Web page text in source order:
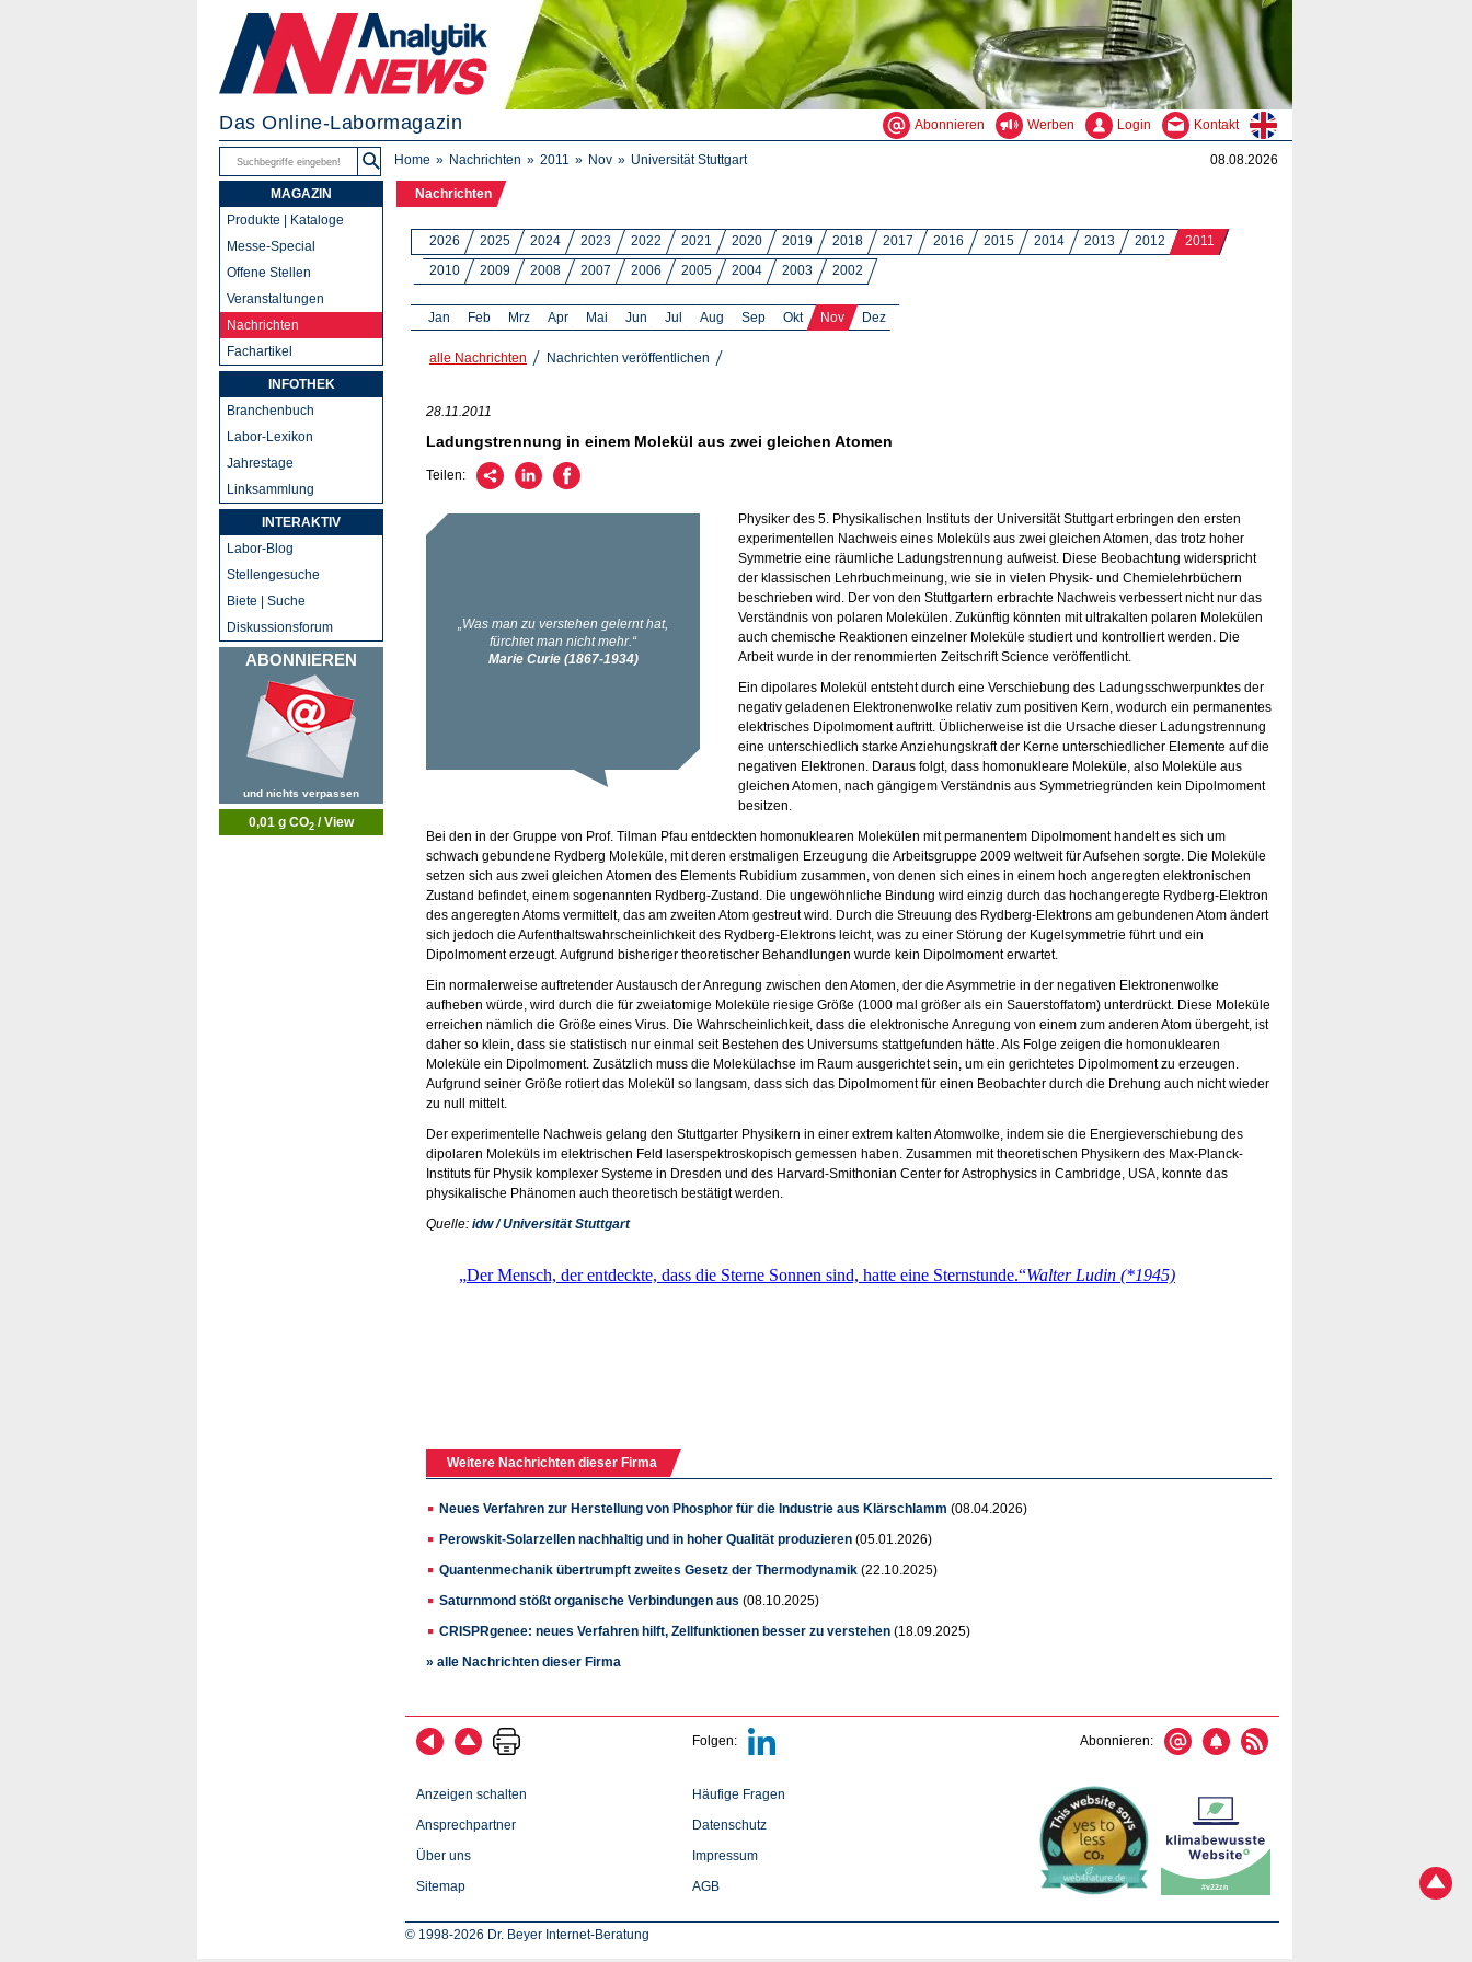
Das Online-Labormagazin Abonnieren Werben Login Kontakt
Home Nachrichten 2011 Nov Universität Stuttgart 08.08.2026
Nachrichten
2026 2025 2024 2023 2022 2021 2020 2019 2018 2017 2016 2015 2014 2013 2012
2011
2010
2009 2008 2007 2006 2005 2004 2003 2002
Jan Feb Mrz Apr Mai Jun Jul Aug Sep Okt Nov Dez
alle Nachrichten Nachrichten veröffentlichen
28.11.2011
Ladungstrennung in einem Molekül aus zwei gleichen Atomen
Teilen:
Physiker des 5. Physikalischen Instituts der Universität Stuttgart erbringen den ersten
experimentellen Nachweis eines Moleküls aus zwei gleichen Atomen, das trotz hoher
Symmetrie eine räumliche Ladungstrennung aufweist. Diese Beobachtung widerspricht
der klassischen Lehrbuchmeinung, wie sie in vielen Physik- und Chemielehrbüchern
beschrieben wird. Der von den Stuttgartern erbrachte Nachweis verbessert nicht nur das
Verständnis von polaren Molekülen. Zukünftig könnten mit ultrakalten polaren Molekülen
auch chemische Reaktionen einzelner Moleküle studiert und kontrolliert werden. Die
Arbeit wurde in der renommierten Zeitschrift Science veröffentlicht.
Ein dipolares Molekül entsteht durch eine Verschiebung des Ladungsschwerpunktes der
negativ geladenen Elektronenwolke relativ zum positiven Kern, wodurch ein permanentes
elektrisches Dipolmoment auftritt. Üblicherweise ist die Ursache dieser Ladungstrennung
eine unterschiedlich starke Anziehungskraft der Kerne unterschiedlicher Elemente auf die
negativen Elektronen. Daraus folgt, dass homonukleare Moleküle, also Moleküle aus
gleichen Atomen, nach gängigem Verständnis aus Symmetriegründen kein Dipolmoment
besitzen.
Bei den in der Gruppe von Prof. Tilman Pfau entdeckten homonuklearen Molekülen mit permanentem Dipolmoment handelt es sich um
schwach gebundene Rydberg Moleküle, mit deren erstmaligen Erzeugung die Arbeitsgruppe 2009 weltweit für Aufsehen sorgte. Die Moleküle
setzen sich aus zwei gleichen Atomen des Elements Rubidium zusammen, von denen sich eines in einem hoch angeregten elektronischen
Zustand befindet, einem sogenannten Rydberg-Zustand. Die ungewöhnliche Bindung wird einzig durch das hochangeregte Rydberg-Elektron
des angeregten Atoms vermittelt, das am zweiten Atom gestreut wird. Durch die Streuung des Rydberg-Elektrons am gebundenen Atom ändert
sich jedoch die Aufenthaltswahrscheinlichkeit des Rydberg-Elektrons leicht, was zu einer Störung der Kugelsymmetrie führt und ein
Dipolmoment erzeugt. Aufgrund bisheriger theoretischer Behandlungen wurde kein Dipolmoment erwartet.
Ein normalerweise auftretender Austausch der Anregung zwischen den Atomen, der die Asymmetrie in der negativen Elektronenwolke
aufheben würde, wird durch die für zweiatomige Moleküle riesige Größe (1000 mal größer als ein Sauerstoffatom) unterdrückt. Diese Moleküle
erreichen nämlich die Größe eines Virus. Die Wahrscheinlichkeit, dass die elektronische Anregung von einem zum anderen Atom übergeht, ist
daher so klein, dass sie statistisch nur einmal seit Bestehen des Universums stattgefunden hätte. Als Folge zeigen die homonuklearen
Moleküle ein Dipolmoment. Zusätzlich muss die Molekülachse im Raum ausgerichtet sein, um ein gerichtetes Dipolmoment zu erzeugen.
Aufgrund seiner Größe rotiert das Molekül so langsam, dass sich das Dipolmoment für einen Beobachter durch die Drehung auch nicht wieder
zu null mittelt.
Der experimentelle Nachweis gelang den Stuttgarter Physikern in einer extrem kalten Atomwolke, indem sie die Energieverschiebung des
dipolaren Moleküls im elektrischen Feld laserspektroskopisch gemessen haben. Zusammen mit theoretischen Physikern des Max-Planck-
Instituts für Physik komplexer Systeme in Dresden und des Harvard-Smithonian Center for Astrophysics in Cambridge, USA, konnte das
physikalische Phänomen auch theoretisch bestätigt werden.
Quelle: idw / Universität Stuttgart
Weitere Nachrichten dieser Firma
Neues Verfahren zur Herstellung von Phosphor für die Industrie aus Klärschlamm (08.04.2026)
Perowskit-Solarzellen nachhaltig und in hoher Qualität produzieren (05.01.2026)
Quantenmechanik übertrumpft zweites Gesetz der Thermodynamik (22.10.2025)
Saturnmond stößt organische Verbindungen aus (08.10.2025)
CRISPRgenee: neues Verfahren hilft, Zellfunktionen besser zu verstehen (18.09.2025)
» alle Nachrichten dieser Firma
Folgen: Abonnieren:
Anzeigen schalten
Ansprechpartner
Über uns
Sitemap
Häufige Fragen
Datenschutz
Impressum
AGB
© 1998-2026 Dr. Beyer Internet-Beratung
MAGAZIN
Produkte | Kataloge
Messe-Special
Offene Stellen
Veranstaltungen
Nachrichten
Fachartikel
INFOTHEK
Branchenbuch
Labor-Lexikon
Jahrestage
Linksammlung
INTERAKTIV
Labor-Blog
Stellengesuche
Biete | Suche
Diskussionsforum
ABONNIEREN
und nichts verpassen
0,01 g CO2 / View